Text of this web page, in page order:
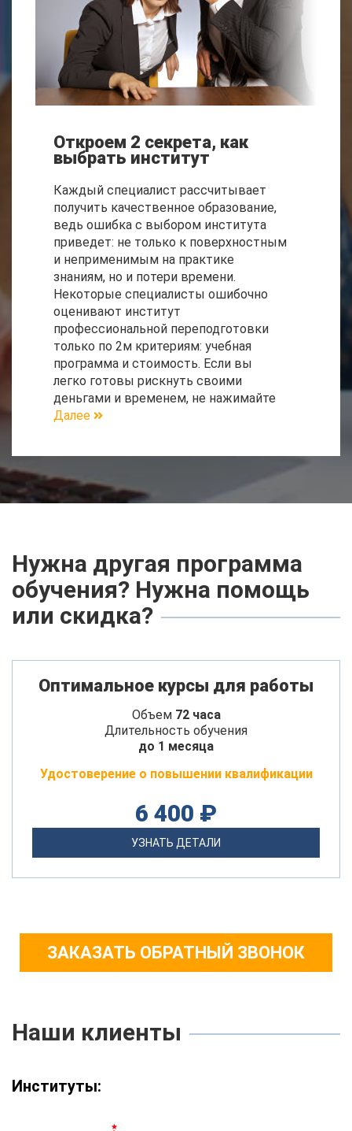
Откроем 2 секрета, как
выбрать институт
Каждый специалист рассчитывает
получить качественное образование,
ведь ошибка с выбором института
приведет: не только к поверхностным
и неприменимым на практике
знаниям, но и потери времени.
Некоторые специалисты ошибочно
оценивают институт
профессиональной переподготовки
только по 2м критериям: учебная
программа и стоимость. Если вы
легко готовы рискнуть своими
деньгами и временем, не нажимайте
Далее
Нужна другая программа
обучения? Нужна помощь
или скидка?
Оптимальное курсы для работы
Объем 72 часа
Длительность обучения
до 1 месяца
Удостоверение о повышении квалификации
6 400 ₽
УЗНАТЬ ДЕТАЛИ
ЗАКАЗАТЬ ОБРАТНЫЙ ЗВОНОК
Наши клиенты
Институты: